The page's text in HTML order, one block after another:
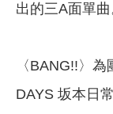
出的三A面單曲
〈BANG!!〉
DAYS 坂本日